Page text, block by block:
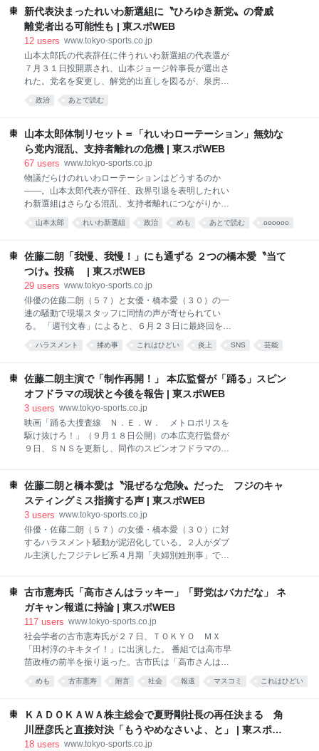
は同タイトル史上、ルー・テーズに次ぐ２番目の最長
在位記録である」という。また「米国と日本各地で定
期的に試合に出場し、両国でプ
り締まりで、警察官はスマホに気を取られていたとさ
れるドライバー７４人に違反切符を交付した。作戦が
行われたのは、市中心部を通るノース・ワシントン・
アベニュー１００番地付近。車両と歩行者の往来が非
常に多いエリアだ。警察によると、この場所は歩行者
が多く、ドライバーが前方に集中して運転する必要性
は、道路脇の植え込みに見えるよう作られた「ギリー
操作したりしているドライバーを監視。違反者を見つ
けると、近くで待機していた警察官が車両を停止さ
せ、ニュージャージー州の携帯電話
新代表決まったれいわ新選組に〝ひろゆき新党〟の脅威
離党者出る可能性も | 東スポWEB
12 users www.tokyo-sports.co.jp
山本太郎氏の代表辞任に伴うれいわ新選組の代表選が
７月３１日投開票され、山本ジョージ幹事長が選出さ
れた。党名を変更し、解党的出直しを図るが、泉房穂
参院議員と元２ちゃんねる管理人のひろゆき氏の新党
にトドメを刺されかねない危機的状況となってきた。
期を務め、１９９６年に民主党から衆院議員に当選し
たが、秘書給与事件で逮捕、実刑となり、服役。社会
復帰支援で活動中に山本太郎氏のラブコールを受け、
復活し、約２５年ぶりに永田町に復帰していた。 晴れ
て代表に選出されたが、イバラの道が待ち受けてい
る。山本太郎氏は「れいわ新選組＝山本太郎とされ
る」と党名変更を〝遺言〟として残し、党名変更問題
るれいわローテーションの対象と
政治 あとで読む
山本太郎体制リセット＝「れいわローテーション」無効な
ら党内混乱、支持者離れの危機 | 東スポWEB
67 users www.tokyo-sports.co.jp
物議だらけのれいわローテーションはどうするのか
――。山本太郎代表が辞任、政界引退を表明したれい
わ新選組はさらなる混乱、支持者離れにつながりかね
ない問題が起きている。 山本氏はスピード違反や健康
状況を理由に代表辞任を発表した会見で、「山本体制
構成員資格が終了となる」と話し、新代表が選出され
る７月３１日をもって、現執行部の退任を発表してい
た。 新体制への移行で、注目されているのが「れいわ
が参院議員を辞職した際に導入された党独自システム
で、比例代表で当選した議員は１年ごとに辞職し、次
点者が繰り上がるというものだ。ところが、１年後に
大島九州男参院議員は出馬時に取り決めがなかったこ
から３年に延長し、特定枠での
山本太郎 れいわ新選組 政治 めも あとで読む oooooo
佐藤二朗「我慢、我慢！」にも通ずる ２つの橋本愛〝当て
つけ〟投稿 | 東スポWEB
29 users www.tokyo-sports.co.jp
俳優の佐藤二朗（５７）と女優・橋本愛（３０）の一
連の騒動で現場スタッフに同情の声が寄せられてい
る。 「週刊文春」によると、６月２３日に最終回を迎
えたフジテレビ系ドラマ「夫婦別姓刑事」の現場で佐
藤が橋本の楽屋に押しかけ、キャリアを否定する発言
ズレが伏線としてあった。 事態を重く見たフジは外部
の弁護士に調査を依頼し、不適切な発言をした佐藤を
厳重注意。一方、佐藤の事務所は「ハラスメントに該
切ではない」と反論している。 気の毒なのは殺伐とし
た空気で撮影を行った共演者やスタッフたちだ。芸能
プロ関係者は「主演同士がバチバチというのは聞いた
降りられたら困る。スタッフは神経をすり減らしてい
たと思いますよ」と語る。 橋本との共演シーンに制限
をかけられた佐藤はストレス
ハラスメント 揉め事 これはひどい 炎上 SNS 芸能
佐藤二朗主演で「制作再開！」 本広監督が「踊る」スピン
オフドラマの現状と今後を報告 | 東スポWEB
3 users www.tokyo-sports.co.jp
映画「踊る大捜査線 Ｎ．Ｅ．Ｗ． メトロポリスを
駆け抜けろ！」（９月１８日公開）の本広克行監督が
９日、ＳＮＳを更新し、同作のスピンオフドラマの制
ラマを巡っては、佐藤のハラスメント騒動で撮影が水
面下でストップしていた。 本広監督は９日、Ｘに「映
画『踊る大捜査線Ｎ．Ｅ．Ｗ．メトロポリスを駆け抜
けろ！』は音響効果スタッフが着々と進めてくれて完
成したら宣伝して展示イベント、ＮＷ捜査員が集うイ
ベントも開催、再起動中の二朗さん主演スピンオフド
す！やはり亀Ｐは現場が似合う！」（原文ママ）と投
稿した。 「亀山さん」「亀Ｐ」は亀山千広プロデュー
サー（元フジテレビ社長）を指す。 クランクアップ済
みの「――Ｎ．Ｅ．Ｗ．」に佐
佐藤二朗と橋本愛は〝混ぜるな危険〟だった フジのキャ
スティングミス指摘する声 | 東スポWEB
3 users www.tokyo-sports.co.jp
俳優・佐藤二朗（５７）の女優・橋本愛（３０）に対
するハラスメント騒動が泥沼化している。２人がダブ
ル主演したフジテレビ系４月期「夫婦別姓刑事」での
グミスに思われるが…。 「この２人が合うわけがな
い」 そう断言するのは、佐藤と橋本の双方と仕事経験
のある芸能関係者だ。 １日の文春オンライン、２日の
週刊文春が報じた佐藤のハラスメント疑惑。発端は運
転席の橋本と助手席の佐藤のかけ合いシーンだった。
佐藤がハンドルを握って目をつぶる橋本に「口ではな
展。橋本は過去のハラスメント被害から不意の身体接
事情を聞かされた後、橋本の楽屋を訪問。身体接触に
制限を設けるのであれば「夫婦役の依頼があっても受
けるべきではない」と注文
古市憲寿氏「高市さんはラッキー」「野党はバカだな」 ネ
ガキャン報道に持論 | 東スポWEB
117 users www.tokyo-sports.co.jp
社会学者の古市憲寿氏が２７日、ＴＯＫＹＯ ＭＸ
「田村淳のキキタイ！」に出演した。 番組では高市早
苗政権の前半を振り返った。古市氏は「高市さんはラ
ッキーですよね。前の石破茂（元首相）さんがあまり
にも人気がなさ過ぎて、評判も悪かった」とコメン
謗中傷動画をめぐり、野党が連日、追及している。一
方でＩＴ会社代表の松井健氏から提供された動画の作
成時期に疑義が生じたとして共同通信と週刊文春が相
めも 古市憲寿 附言 社会 報道 マスコミ これはひどい
ＫＡＤＯＫＡＷＡ株主総会で夏野剛社長の再任決まる 角
川歴彦氏と直接対決「もうやめなさいよ、と」 | 東スポ
WEB
18 users www.tokyo-sports.co.jp